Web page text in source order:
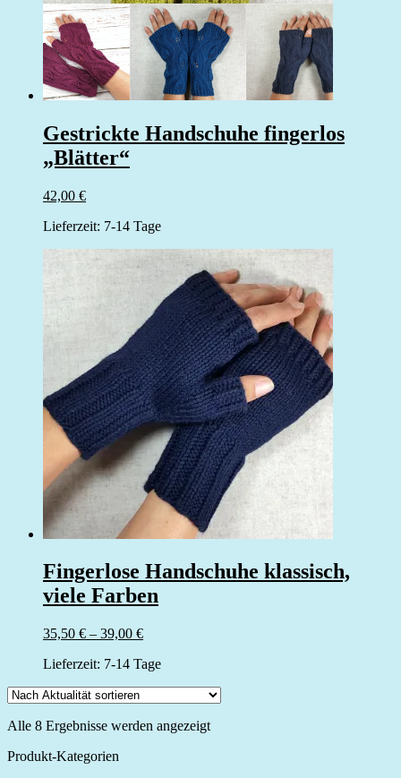
Gestrickte Handschuhe fingerlos
„Blätter“
42,00 €
Lieferzeit: 7-14 Tage
Fingerlose Handschuhe klassisch,
viele Farben
35,50 € – 39,00 €
Lieferzeit: 7-14 Tage
Alle 8 Ergebnisse werden angezeigtNach
Produkt-Kategorien